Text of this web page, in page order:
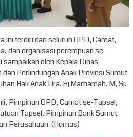
ini terdiri dari seluruh OPD, Camat,
dan organisasi perempuan se-
sampaikan oleh Kepala Dinas
Perlindungan Anak Provinsi Sumut
Hak Anak Dra. Hj Marhamah, M, Si.
Pimpinan OPD, Camat se-Tapsel,
Tapsel, Pimpinan Bank Sumut
Perusahaan. (Humas)